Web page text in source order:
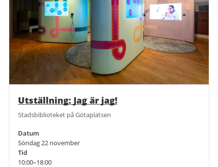
Utställning: Jag är jag!
Stadsbiblioteket på Götaplatsen
Datum
Söndag 22 november
Tid
10:00–18:00